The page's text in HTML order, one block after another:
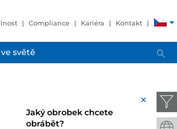
Compliance Kariéra Kontakt
světě
x
Jaký obrobek chcete
obrábět?